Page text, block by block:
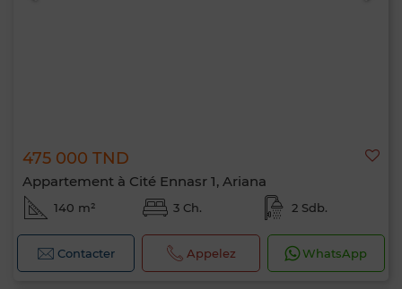
475 000 TND
Appartement à Cité Ennasr 1, Ariana
140 m² 3 Ch. 2 Sdb.
Contacter Appelez WhatsApp